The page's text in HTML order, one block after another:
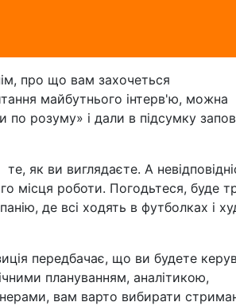
про що вам захочеться
майбутнього інтерв'ю, можна
розуму» і дали в підсумку
як ви виглядаєте. А
місця роботи. Погодьтеся, буде
де всі ходять в футболках і
передбачає, що ви будете
плануванням, аналітикою,
вам варто вибирати